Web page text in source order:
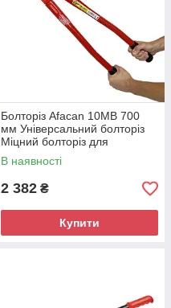
Болторіз Afacan 10МВ 700
мм Універсальний болторіз
Міцний болторіз для
будівництва
В наявності
2 382 ₴
Купити